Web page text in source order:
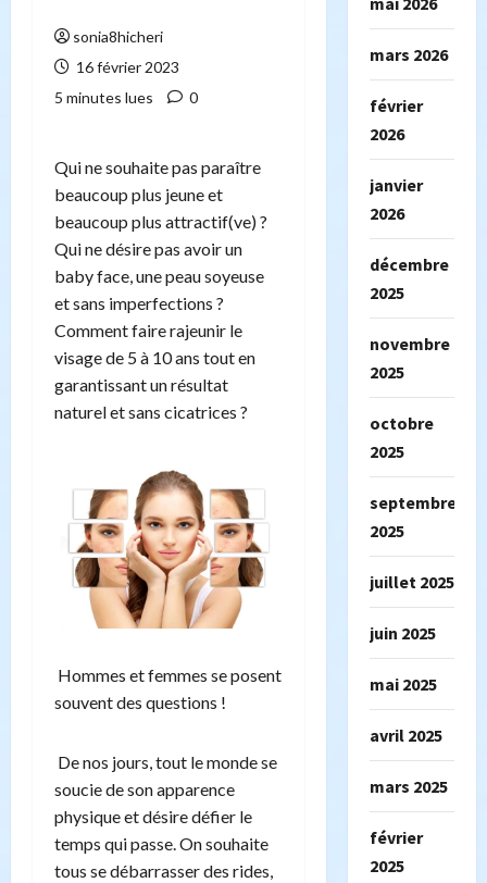
sonia8hicheri
16 février 2023
5 minutes lues
0
Qui ne souhaite pas paraître
beaucoup plus jeune et
beaucoup plus attractif(ve) ?
Qui ne désire pas avoir un
baby face, une peau soyeuse
et sans imperfections ?
Comment faire rajeunir le
visage de 5 à 10 ans tout en
garantissant un résultat
naturel et sans cicatrices ?
Hommes et femmes se posent
souvent des questions !
De nos jours, tout le monde se
soucie de son apparence
physique et désire défier le
temps qui passe. On souhaite
tous se débarrasser des rides,
mars 2026
février
2026
janvier
2026
décembre
2025
novembre
2025
octobre
2025
septembre
2025
juillet 2025
juin 2025
mai 2025
avril 2025
mars 2025
février
2025